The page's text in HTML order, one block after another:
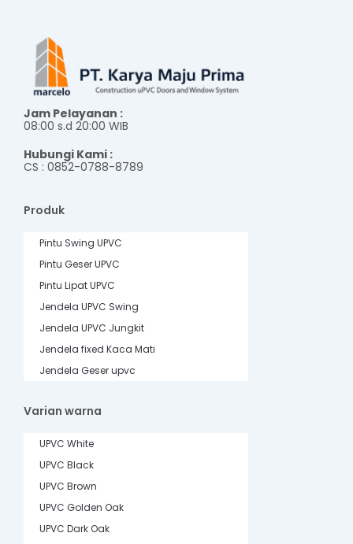
Jam Pelayanan :
08:00 s.d 20:00 WIB
Hubungi Kami :
CS : 0852-0788-8789
Produk
Pintu Swing UPVC
Pintu Geser UPVC
Pintu Lipat UPVC
Jendela UPVC Swing
Jendela UPVC Jungkit
Jendela fixed Kaca Mati
Jendela Geser upvc
Varian warna
UPVC White
UPVC Black
UPVC Brown
UPVC Golden Oak
UPVC Dark Oak